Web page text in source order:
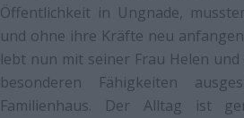
Öffentlichkeit in Ungnade,
und ohne ihre Kräfte neu
lebt nun mit seiner Frau Helen
besonderen Fähigkeiten
Familienhaus. Der Alltag ist